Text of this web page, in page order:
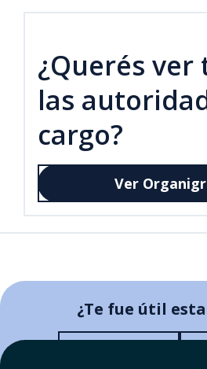
¿Querés ver
las
cargo?
Ver
¿Te fue útil esta
¿Te fue útil